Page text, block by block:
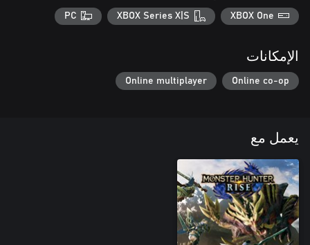
XBOX One
XBOX Series X|S
PC
الإمكانات
Online co-op
Online multiplayer
يعمل مع